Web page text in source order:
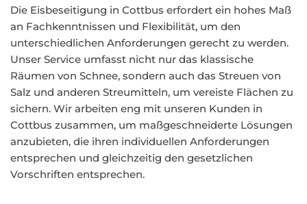
Die Eisbeseitigung in Cottbus erfordert ein hohes Maß
an Fachkenntnissen und Flexibilität, um den
unterschiedlichen Anforderungen gerecht zu werden.
Unser Service umfasst nicht nur das klassische
Räumen von Schnee, sondern auch das Streuen von
Salz und anderen Streumitteln, um vereiste Flächen zu
sichern. Wir arbeiten eng mit unseren Kunden in
Cottbus zusammen, um maßgeschneiderte Lösungen
anzubieten, die ihren individuellen Anforderungen
entsprechen und gleichzeitig den gesetzlichen
Vorschriften entsprechen.